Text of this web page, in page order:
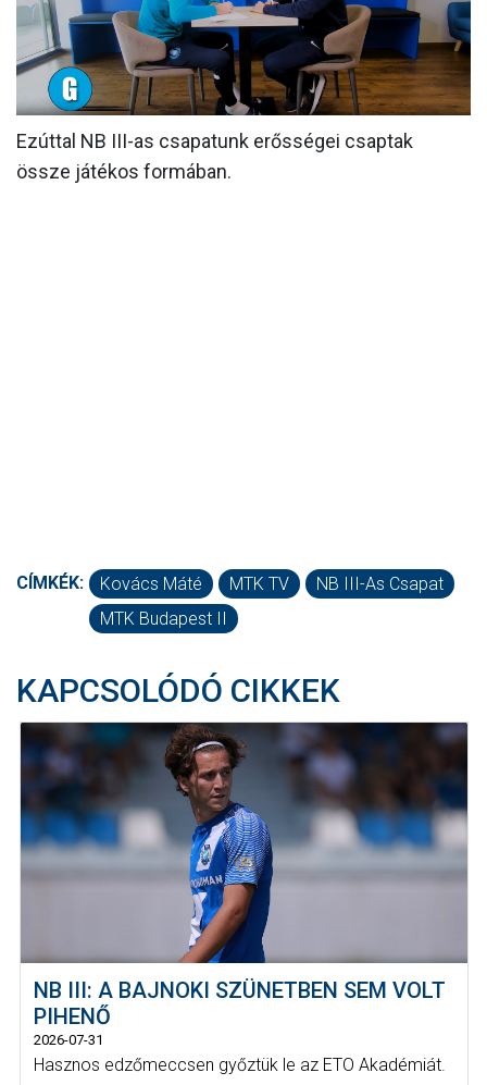
MÉRKŐZÉSEK
KLUB
SZURKOLÓI ÉLMÉNYEK
Ezúttal NB III-as csapatunk erősségei csaptak
össze játékos formában.
CÍMKÉK: Kovács Máté MTK TV
NB III-As Csapat
MTK Budapest II
KAPCSOLÓDÓ CIKKEK
NB III: A BAJNOKI SZÜNETBEN SEM VOLT
PIHENŐ
2026-07-31
Hasznos edzőmeccsen győztük le az ETO Akadémiát.